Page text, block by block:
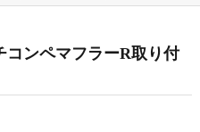
コンペマフラーR取り付